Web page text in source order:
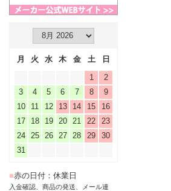
月 火 水 木 金 土
日
1
2
3
4 5 6 7 8
9
10
11 12 13 14 15
16
17
18 19 20 21 22
23
24
25 26 27 28 29
30
31
■赤の日付：休業日
入金確認、商品の発送、メール連